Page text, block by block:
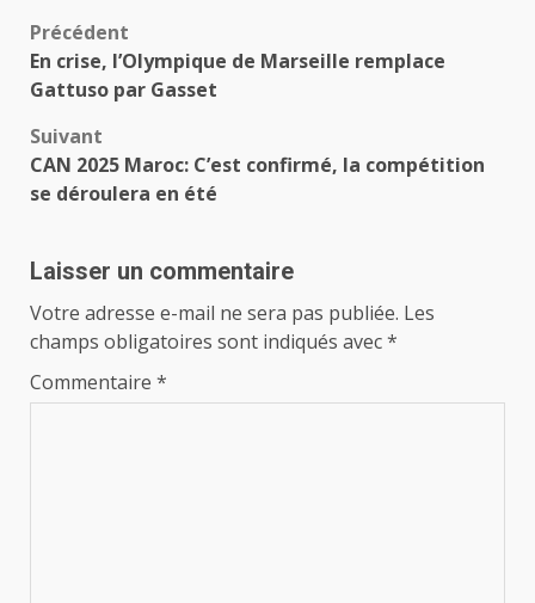
Navigation
d’article
Précédent
En crise, l’Olympique de Marseille remplace
Gattuso par Gasset
Suivant
CAN 2025 Maroc: C’est confirmé, la compétition
se déroulera en été
Laisser un commentaire
Votre adresse e-mail ne sera pas publiée. Les
champs obligatoires sont indiqués avec*
Commentaire *